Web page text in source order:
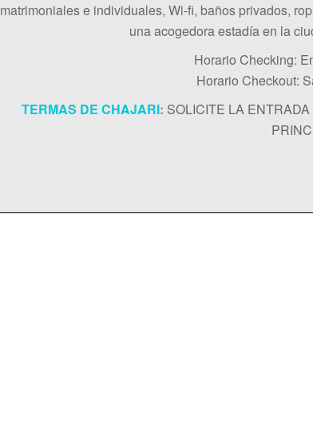
matrimoniales e individuales, Wi-fi, baños privados,
una acogedora estadía en la
Horario Checking:
Horario Checkout:
TERMAS DE CHAJARI: SOLICITE LA